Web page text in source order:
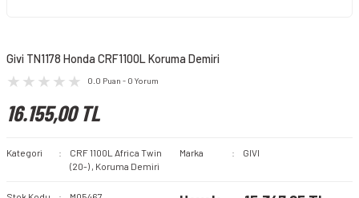
Givi TN1178 Honda CRF1100L Koruma Demiri
0.0 Puan - 0 Yorum
16.155,00 TL
Kategori
CRF 1100L Africa Twin
(20-) , Koruma Demiri
Marka GIVI